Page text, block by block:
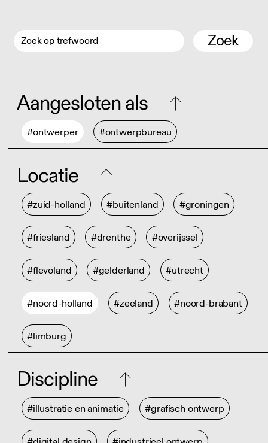
Zoek
Aangesloten als
#ontwerper #ontwerpbureau
Locatie
#zuid-holland #buitenland #groningen
#friesland #drenthe #overijssel
#flevoland #gelderland #utrecht
#noord-holland #zeeland #noord-brabant
#limburg
Discipline
#illustratie en animatie #grafisch ontwerp